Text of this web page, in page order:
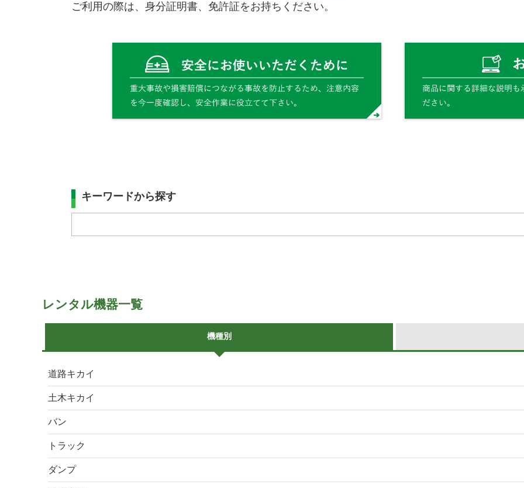
ご利用の際は、身分証明書、免許証をお持ちください。
キーワードから探す
レンタル機器一覧
機種別
道路キカイ
土木キカイ
バン
トラック
ダンプ